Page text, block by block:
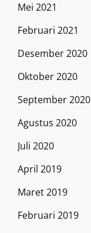
Mei 2021
Februari 2021
Desember 2020
Oktober 2020
September 2020
Agustus 2020
Juli 2020
April 2019
Maret 2019
Februari 2019